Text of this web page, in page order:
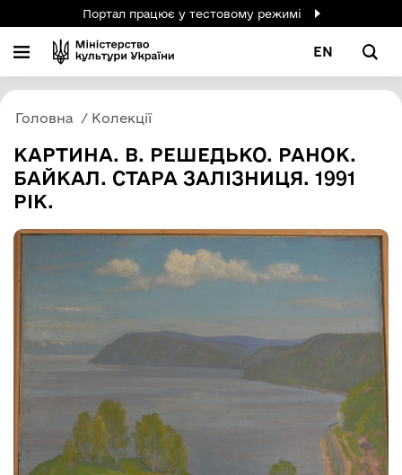
Портал працює у тестовому режимі
EN
Головна Колекції
КАРТИНА. В. РЕШЕДЬКО. РАНОК.
БАЙКАЛ. СТАРА ЗАЛІЗНИЦЯ. 1991
РІК.